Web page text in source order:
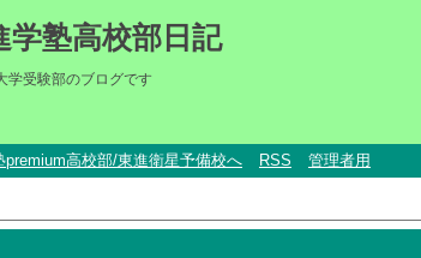
学塾高校部日記
学受験部のブログです
premium高校部/東進衛星予備校へ RSS 管理者用